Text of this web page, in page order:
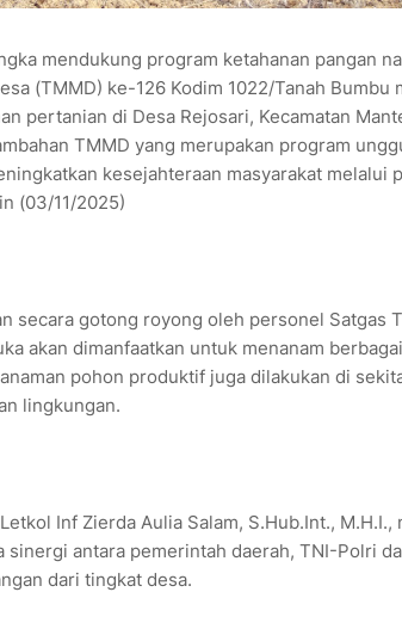
mendukung program ketahanan pangan
(TMMD) ke-126 Kodim 1022/Tanah Bumbu
pertanian di Desa Rejosari, Kecamatan
TMMD yang merupakan program
kesejahteraan masyarakat melalui
(03/11/2025)
secara gotong royong oleh personel Satgas
akan dimanfaatkan untuk menanam
pohon produktif juga dilakukan di
lingkungan.
Inf Zierda Aulia Salam, S.Hub.Int.,
sinergi antara pemerintah daerah, TNI-Polri
dari tingkat desa.